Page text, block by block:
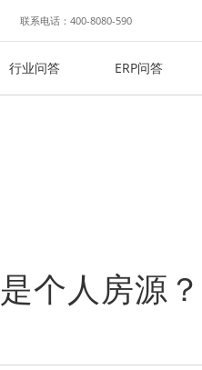
联系电话：400-8080-590
行业问答 ERP问答
个人房源？